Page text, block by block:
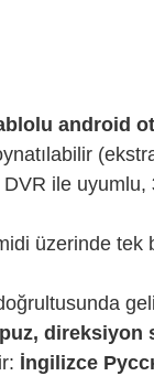
android
ile uyumlu,
üzerinde tek
direksiyon
İngilizce